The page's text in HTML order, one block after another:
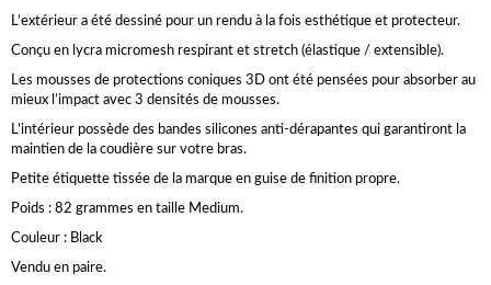
L’extérieur a été dessiné pour un rendu à la fois esthétique et protecteur.
Conçu en lycra micromesh respirant et stretch (élastique / extensible).
Les mousses de protections coniques 3D ont été pensées pour absorber au
mieux l’impact avec 3 densités de mousses.
L’intérieur possède des bandes silicones anti-dérapantes qui garantiront la
maintien de la coudière sur votre bras.
Petite étiquette tissée de la marque en guise de finition propre.
Poids : 82 grammes en taille Medium.
Couleur : Black
Vendu en paire.